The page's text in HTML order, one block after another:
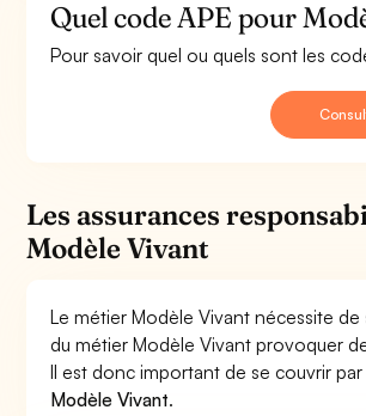
Quel code APE pour
Pour savoir quel ou quels sont les
Les assurances
Modèle Vivant
Le métier Modèle Vivant nécessite
du métier Modèle Vivant provoquer
Il est donc important de se couvrir
Modèle Vivant.